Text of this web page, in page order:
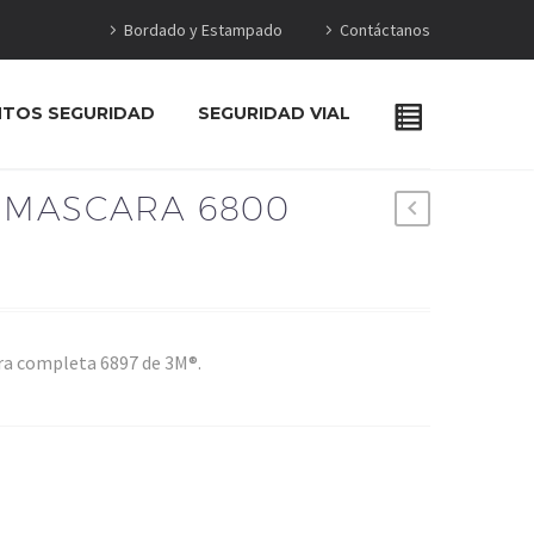
Bordado y Estampado Contáctanos
SEGURIDAD SEGURIDAD VIAL
6800
completa 6897 de 3M®.